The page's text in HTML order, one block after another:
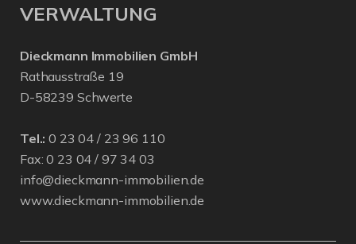
VERWALTUNG
Dieckmann Immobilien GmbH
Rathausstraße 19
D-58239 Schwerte
Tel.: 0 23 04 / 23 96 110
Fax: 0 23 04 / 97 34 03
info@dieckmann-immobilien.de
www.dieckmann-immobilien.de